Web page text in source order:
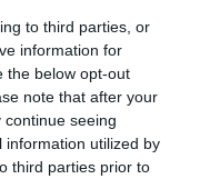
to third parties, or
information for
the below opt-out
note that after your
seeing
information utilized by
third parties prior to
γιατί
νομοθετικό
χωροταξική